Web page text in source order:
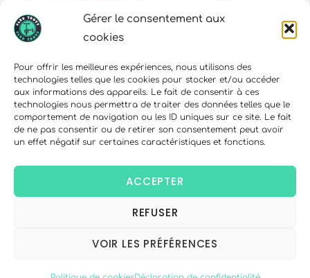
Gérer le consentement aux
cookies
Pour offrir les meilleures expériences, nous utilisons des
technologies telles que les cookies pour stocker et/ou accéder
aux informations des appareils. Le fait de consentir à ces
technologies nous permettra de traiter des données telles que le
comportement de navigation ou les ID uniques sur ce site. Le fait
de ne pas consentir ou de retirer son consentement peut avoir
un effet négatif sur certaines caractéristiques et fonctions.
ACCEPTER
REFUSER
VOIR LES PRÉFÉRENCES
30 rue Edouard Richard
68000 Colmar
Téléphone
Copyright © 2026 FlexTrott.
Mentions Légales